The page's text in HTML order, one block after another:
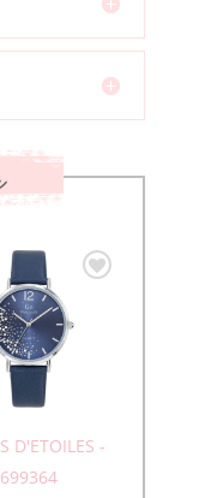
D'ETOILES -
699364